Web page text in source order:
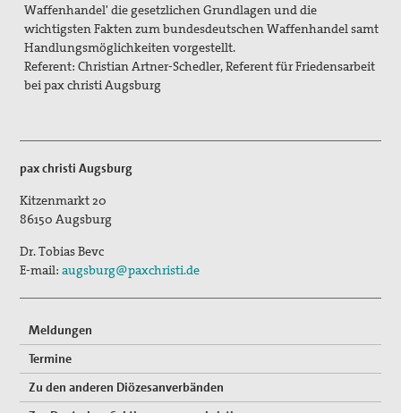
Aktivitäten/ Kampagnen/ Schwerpunkte
Aktion Aufschrei
Den Staat Palästina anerkennen!
Begleitung bei Gewissensfragen zum neuen Wehrdienst,
friedens räume
Leitungsteam
Ehrenamtliche
Pädagogisches Konzept
Publikationen
Blickpunkt
Waffenhandel' die gesetzlichen Grundlagen und die
wichtigsten Fakten zum bundesdeutschen Waffenhandel samt
Handlungsmöglichkeiten vorgestellt.
Referent: Christian Artner-Schedler, Referent für Friedensarbeit
bei pax christi Augsburg
pax christi Augsburg
Kitzenmarkt 20
86150 Augsburg
Dr. Tobias Bevc
E-mail:augsburg@paxchristi.de
Meldungen
Termine
Zu den anderen Diözesanverbänden